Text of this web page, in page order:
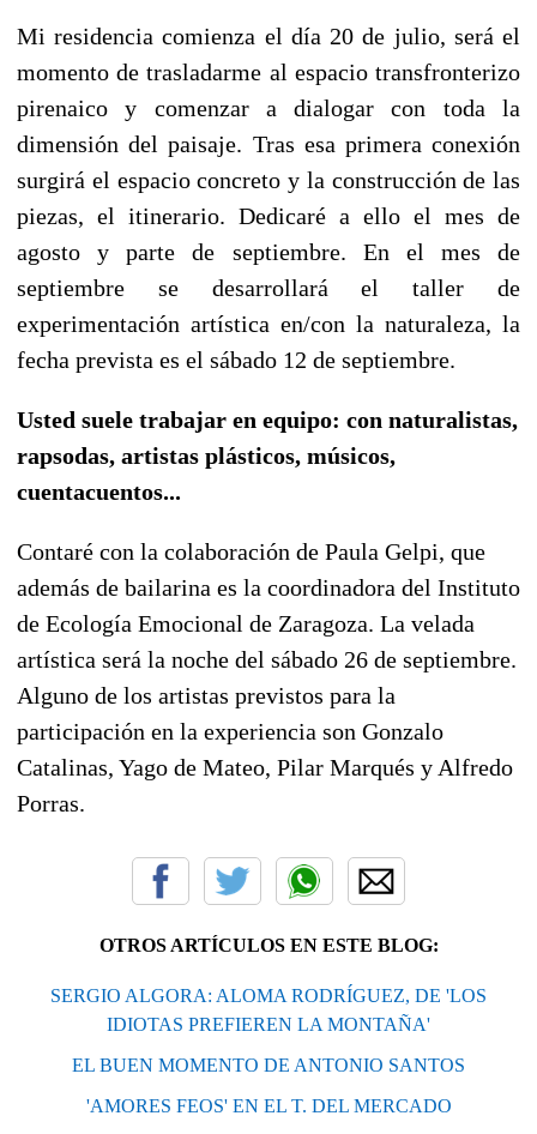
Mi residencia comienza el día 20 de julio, será el
momento de trasladarme al espacio transfronterizo
pirenaico y comenzar a dialogar con toda la
dimensión del paisaje. Tras esa primera conexión
surgirá el espacio concreto y la construcción de las
piezas, el itinerario. Dedicaré a ello el mes de
agosto y parte de septiembre. En el mes de
septiembre se desarrollará el taller de
experimentación artística en/con la naturaleza, la
fecha prevista es el sábado 12 de septiembre.
Usted suele trabajar en equipo: con naturalistas,
rapsodas, artistas plásticos, músicos,
cuentacuentos...
Contaré con la colaboración de Paula Gelpi, que
además de bailarina es la coordinadora del Instituto
de Ecología Emocional de Zaragoza. La velada
artística será la noche del sábado 26 de septiembre.
Alguno de los artistas previstos para la
participación en la experiencia son Gonzalo
Catalinas, Yago de Mateo, Pilar Marqués y Alfredo
Porras.
OTROS ARTÍCULOS EN ESTE BLOG:
SERGIO ALGORA: ALOMA RODRÍGUEZ, DE 'LOS
IDIOTAS PREFIEREN LA MONTAÑA'
EL BUEN MOMENTO DE ANTONIO SANTOS
'AMORES FEOS' EN EL T. DEL MERCADO